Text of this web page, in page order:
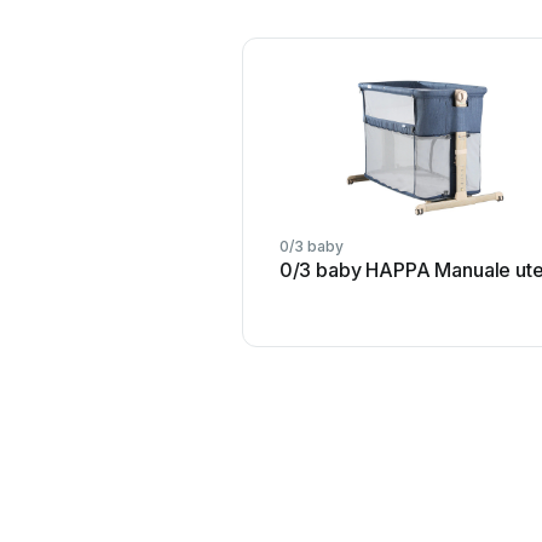
0/3 baby
0/3 baby HAPPA Manuale